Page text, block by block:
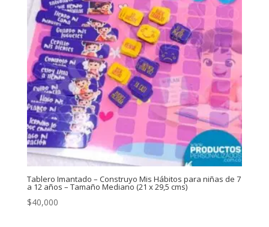
Tablero Imantado – Construyo Mis Hábitos para niñas de 7
a 12 años – Tamaño Mediano (21 x 29,5 cms)
$40,000